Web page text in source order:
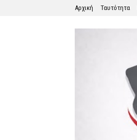
Αρχική Ταυτότητα